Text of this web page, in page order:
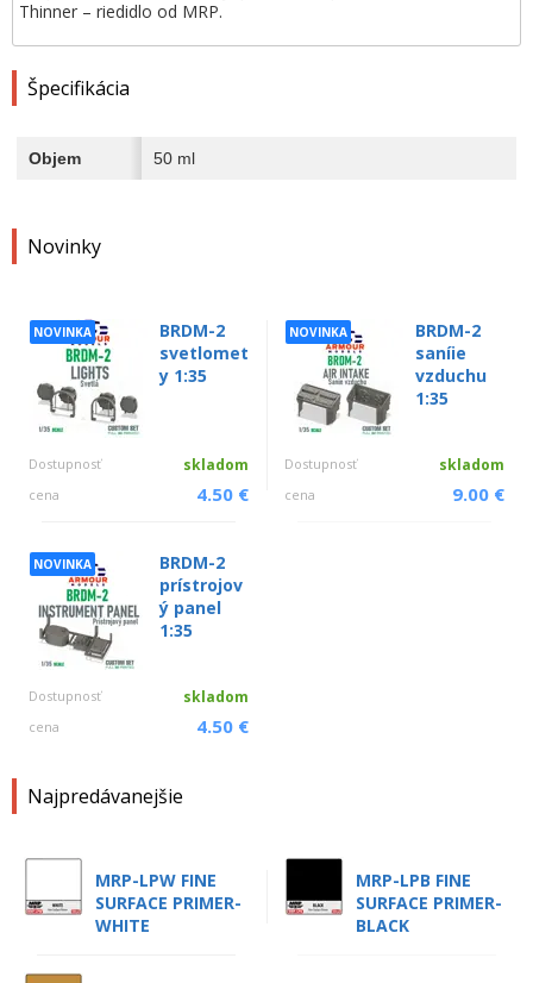
Novinky
NOVINKA
BRDM-2
svetlomet
y 1:35
Dostupnosť skladom
cena 4.50 €
NOVINKA
BRDM-2
saníie
vzduchu
1:35
Dostupnosť skladom
cena 9.00 €
NOVINKA
BRDM-2
prístrojov
ý panel
1:35
Dostupnosť skladom
cena 4.50 €
Najpredávanejšie
MRP-LPW FINE
SURFACE PRIMER-
WHITE
MRP-LPB FINE
SURFACE PRIMER-
BLACK
Thinner – riedidlo od MRP.
Špecifikácia
Objem 50 ml